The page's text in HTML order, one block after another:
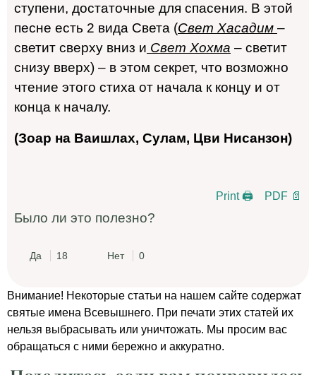
ступени, достаточные для спасения. В этой
песне есть 2 вида Света (Свет Хасадим –
светит сверху вниз и Свет Хохма – светит
снизу вверх) – в этом секрет, что возможно
чтение этого стиха от начала к концу и от
конца к началу.
(Зоар на Ваишлах, Сулам, Цви Нисанзон)
Print 🖨 PDF 📄
Было ли это полезно?
Да 18 Нет 0
Внимание! Некоторые статьи на нашем сайте содержат
святые имена Всевышнего. При печати этих статей их
нельзя выбрасывать или уничтожать. Мы просим вас
обращаться с ними бережно и аккуратно.